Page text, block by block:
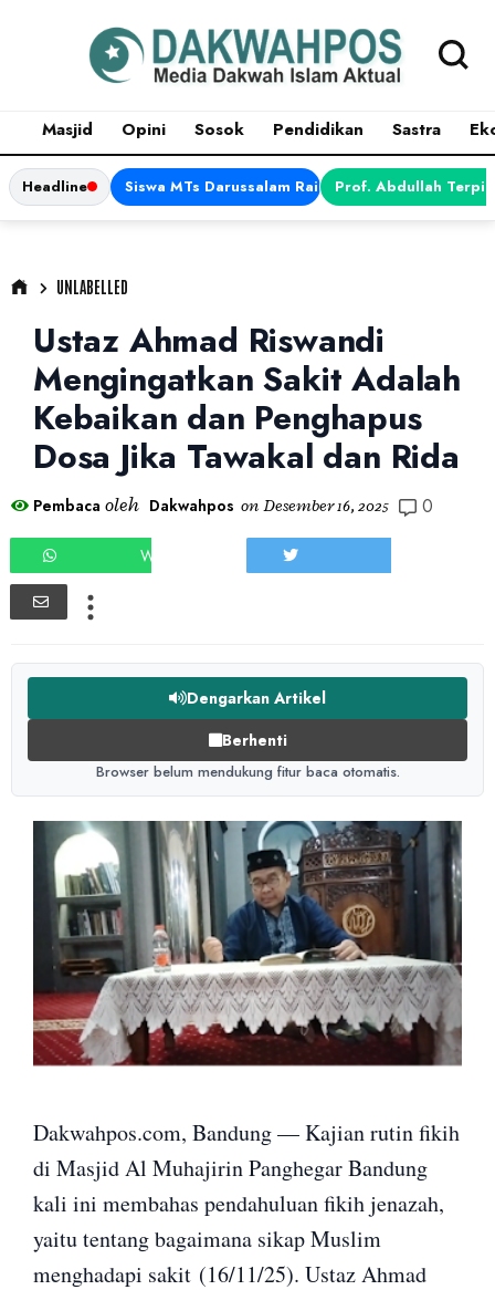
Masjid Opini Sosok Pendidikan Sastra
Headline Siswa MTs Darussalam Raih Juara 1 dalam
Prof. Abdullah
UNLABELLED
Ustaz Ahmad Riswandi
Mengingatkan Sakit Adalah
Kebaikan dan Penghapus
Dosa Jika Tawakal dan Rida
Pembaca oleh Dakwahpos on Desember 16, 2025 0
WHATSAPP
Dengarkan Artikel
Berhenti
Browser belum mendukung fitur baca otomatis.
Dakwahpos.com, Bandung — Kajian rutin fikih
di Masjid Al Muhajirin Panghegar Bandung
kali ini membahas pendahuluan fikih jenazah,
yaitu tentang bagaimana sikap Muslim
menghadapi sakit (16/11/25). Ustaz Ahmad